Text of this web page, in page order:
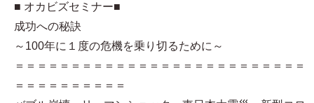
■ オカビズセミナー■
成功への秘訣
～100年に１度の危機を乗り切るために～
＝＝＝＝＝＝＝＝＝＝＝＝＝＝＝＝＝＝＝＝＝＝＝＝＝＝
＝＝＝＝＝＝＝＝＝＝